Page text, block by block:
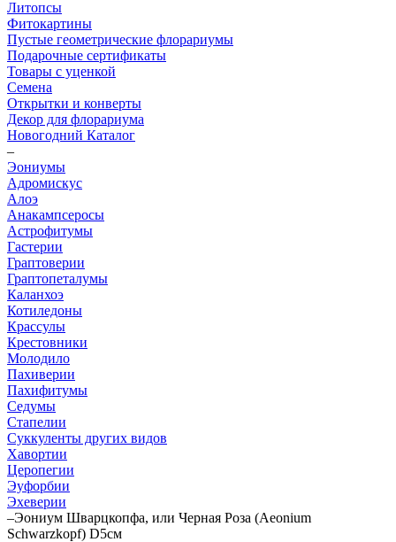
Литопсы
Фитокартины
Пустые геометрические флорариумы
Подарочные сертификаты
Товары с уценкой
Семена
Открытки и конверты
Декор для флорариума
Новогодний Каталог
–
Эониумы
Адромискус
Алоэ
Анакампсеросы
Астрофитумы
Гастерии
Граптоверии
Граптопеталумы
Каланхоэ
Котиледоны
Крассулы
Крестовники
Молодило
Пахиверии
Пахифитумы
Седумы
Стапелии
Суккуленты других видов
Хавортии
Церопегии
Эуфорбии
Эхеверии
–Эониум Шварцкопфа, или Черная Роза (Aeonium
Schwarzkopf) D5см